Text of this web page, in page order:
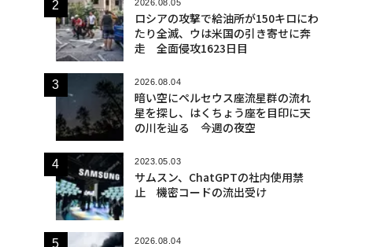
2026.08.05
ロシアの攻撃で給油所が150キロにわ
たり全滅、ウは米国の引き寄せに奔
走 全面侵攻1623日目
2026.08.04
暗い空にペルセウス座流星群の流れ
星を探し、はくちょう座を目印に天
の川を辿る 今週の夜空
2023.05.03
サムスン、ChatGPTの社内使用禁
止 機密コードの流出受け
2026.08.04